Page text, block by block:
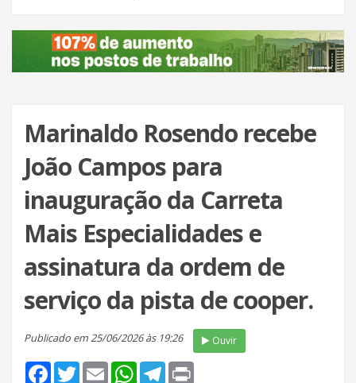
Marinaldo Rosendo recebe
João Campos para
inauguração da Carreta
Mais Especialidades e
assinatura da ordem de
serviço da pista de cooper.
Publicado em 25/06/2026 às 19:26 Ouvir
FacebookTwitterEmail WhatsAppTelegram